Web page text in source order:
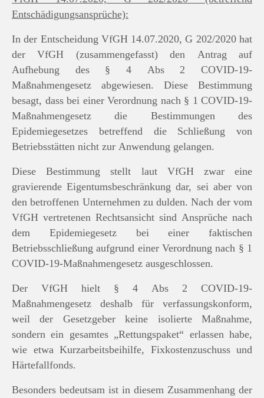
Entschädigungsansprüche):
In der Entscheidung VfGH 14.07.2020, G 202/2020 hat
der VfGH (zusammengefasst) den Antrag auf
Aufhebung des § 4 Abs 2 COVID-19-
Maßnahmengesetz abgewiesen. Diese Bestimmung
besagt, dass bei einer Verordnung nach § 1 COVID-19-
Maßnahmengesetz die Bestimmungen des
Epidemiegesetzes betreffend die Schließung von
Betriebsstätten nicht zur Anwendung gelangen.
Diese Bestimmung stellt laut VfGH zwar eine
gravierende Eigentumsbeschränkung dar, sei aber von
den betroffenen Unternehmen zu dulden. Nach der vom
VfGH vertretenen Rechtsansicht sind Ansprüche nach
dem Epidemiegesetz bei einer faktischen
Betriebsschließung aufgrund einer Verordnung nach § 1
COVID-19-Maßnahmengesetz ausgeschlossen.
Der VfGH hielt § 4 Abs 2 COVID-19-
Maßnahmengesetz deshalb für verfassungskonform,
weil der Gesetzgeber keine isolierte Maßnahme,
sondern ein gesamtes „Rettungspaket“ erlassen habe,
wie etwa Kurzarbeitsbeihilfe, Fixkostenzuschuss und
Härtefallfonds.
Besonders bedeutsam ist in diesem Zusammenhang der